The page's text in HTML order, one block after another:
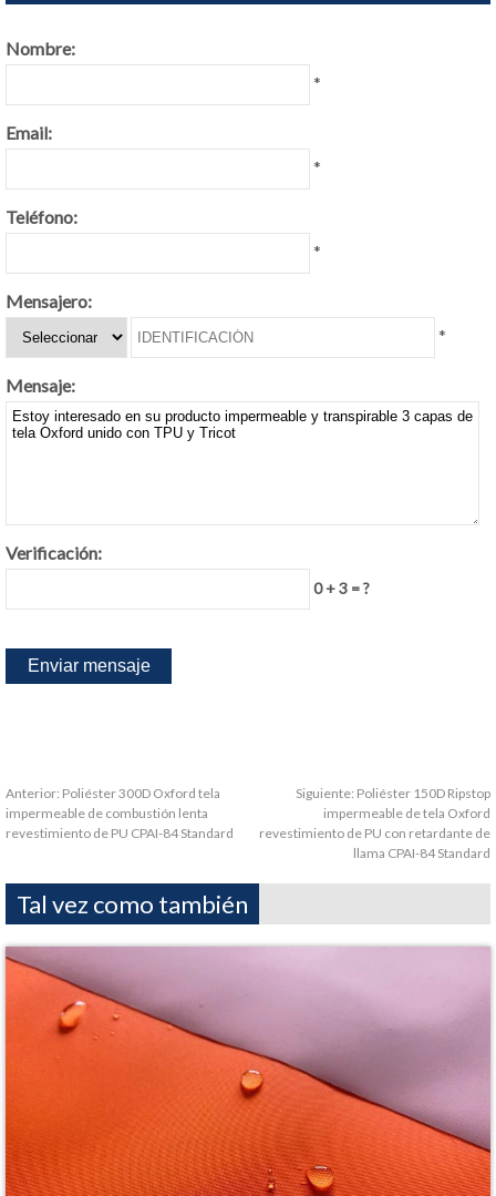
Nombre:
*
Email:
*
Teléfono:
*
Mensajero:
*
Mensaje:
Verificación:
0 + 3 = ?
Anterior: Poliéster 300D Oxford tela
impermeable de combustión lenta
revestimiento de PU CPAI-84 Standard
Siguiente: Poliéster 150D Ripstop
impermeable de tela Oxford
revestimiento de PU con retardante de
llama CPAI-84 Standard
Tal vez como también